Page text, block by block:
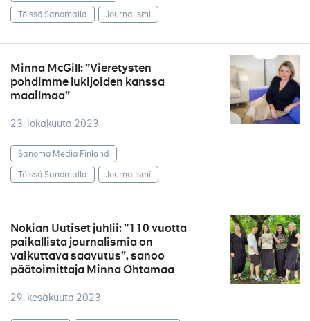
Töissä Sanomalla
Journalismi
Minna McGill: ”Vieretysten
pohdimme lukijoiden kanssa
maailmaa”
23. lokakuuta 2023
Sanoma Media Finland
Töissä Sanomalla
Journalismi
Nokian Uutiset juhlii: ”110 vuotta
paikallista journalismia on
vaikuttava saavutus”, sanoo
päätoimittaja Minna Ohtamaa
29. kesäkuuta 2023